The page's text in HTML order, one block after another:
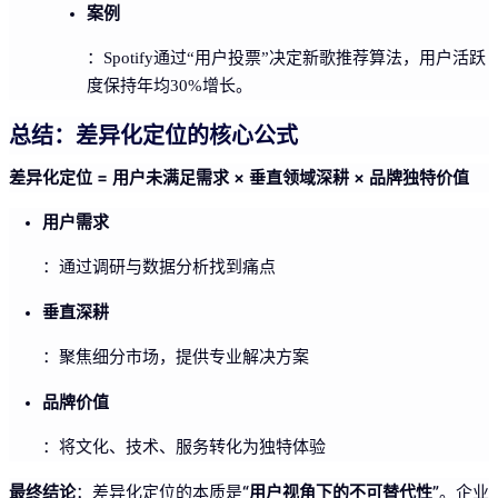
案例
：Spotify通过“用户投票”决定新歌推荐算法，用户活跃
度保持年均30%增长。
总结：差异化定位的核心公式
差异化定位 = 用户未满足需求 × 垂直领域深耕 × 品牌独特价值
用户需求
：通过调研与数据分析找到痛点
垂直深耕
：聚焦细分市场，提供专业解决方案
品牌价值
：将文化、技术、服务转化为独特体验
最终结论：差异化定位的本质是“用户视角下的不可替代性”。企业